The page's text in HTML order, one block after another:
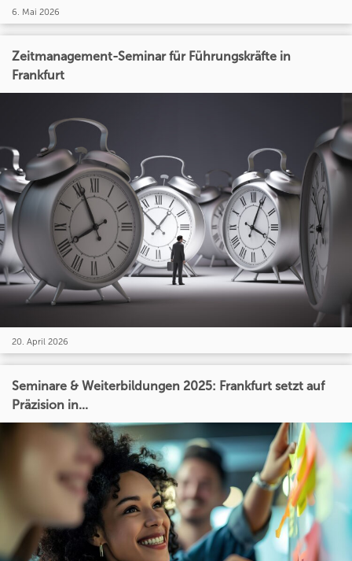
6. Mai 2026
Zeitmanagement-Seminar für Führungskräfte in
Frankfurt
20. April 2026
Seminare & Weiterbildungen 2025: Frankfurt setzt auf
Präzision in...